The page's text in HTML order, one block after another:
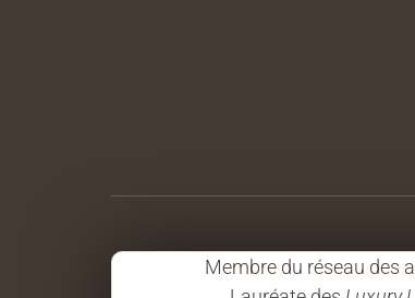
Membre du réseau des